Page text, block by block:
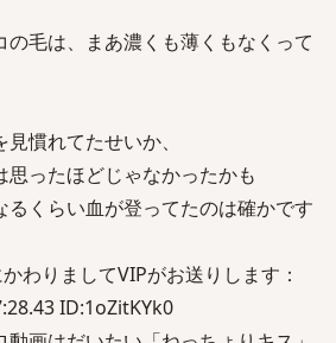
の毛は、まあ濃くも薄くもなくって
慣れてたせいか、
ったほどじゃなかったかも
るくらい血が登ってたのは確かです
わりましてVIPがお送りします：
ID:1oZitKYk0